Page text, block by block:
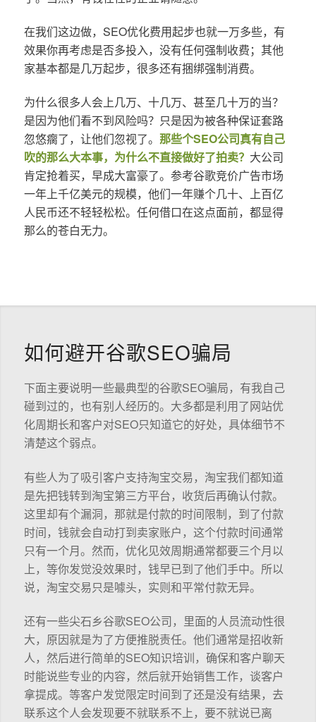
在我们这边做，SEO优化费用起步也就一万多些，有
效果你再考虑是否多投入，没有任何强制收费；其他
家基本都是几万起步，很多还有捆绑强制消费。
为什么很多人会上几万、十几万、甚至几十万的当？
是因为他们看不到风险吗？只是因为被各种保证套路
忽悠瘸了，让他们忽视了。 那些个SEO公司真有自己
吹的那么大本事，为什么不直接做好了拍卖？ 大公司
肯定抢着买，早成大富豪了。参考谷歌竞价广告市场
一年上千亿美元的规模，他们一年赚个几十、上百亿
人民币还不轻轻松松。任何借口在这点面前，都显得
那么的苍白无力。
如何避开谷歌SEO骗局
下面主要说明一些最典型的谷歌SEO骗局，有我自己
碰到过的，也有别人经历的。大多都是利用了网站优
化周期长和客户对SEO只知道它的好处，具体细节不
清楚这个弱点。
有些人为了吸引客户支持淘宝交易，淘宝我们都知道
是先把钱转到淘宝第三方平台，收货后再确认付款。
这里却有个漏洞，那就是付款的时间限制，到了付款
时间，钱就会自动打到卖家账户，这个付款时间通常
只有一个月。然而，优化见效周期通常都要三个月以
上，等你发觉没效果时，钱早已到了他们手中。所以
说，淘宝交易只是噱头，实则和平常付款无异。
还有一些尖石乡谷歌SEO公司，里面的人员流动性很
大，原因就是为了方便推脱责任。他们通常是招收新
人，然后进行简单的SEO知识培训，确保和客户聊天
时能说些专业的内容，然后就开始销售工作，谈客户
拿提成。等客户发觉限定时间到了还是没有结果，去
联系这个人会发现要不就联系不上，要不就说已离